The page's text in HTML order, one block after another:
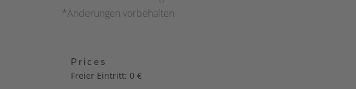
*Änderungen vorbehalten
Prices
Freier Eintritt: 0 €